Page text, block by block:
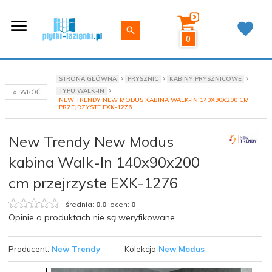
0
WRÓĆ
STRONA GŁÓWNA PRYSZNIC
KABINY PRYSZNICOWE
TYPU WALK-IN
NEW TRENDY NEW MODUS KABINA WALK-IN 140X90X200 CM
PRZEJRZYSTE EXK-1276
Producent: New Trendy Kolekcja New Modus
New Trendy New Modus
kabina Walk-In 140x90x200
cm przejrzyste EXK-1276
średnia: 0.0 ocen: 0
Opinie o produktach nie są weryfikowane.